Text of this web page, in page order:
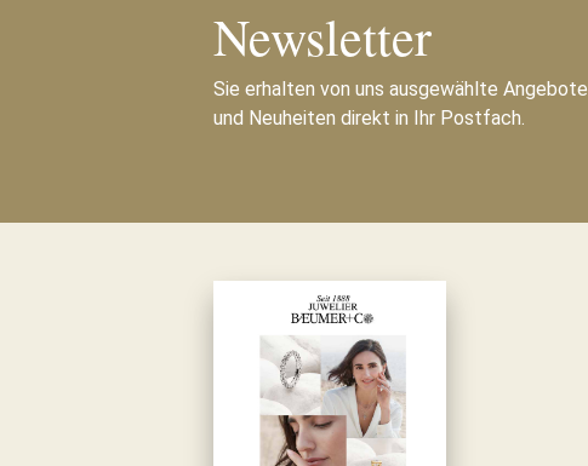
Newsletter
Sie erhalten von uns ausgewählte Angebote
und Neuheiten direkt in Ihr Postfach.